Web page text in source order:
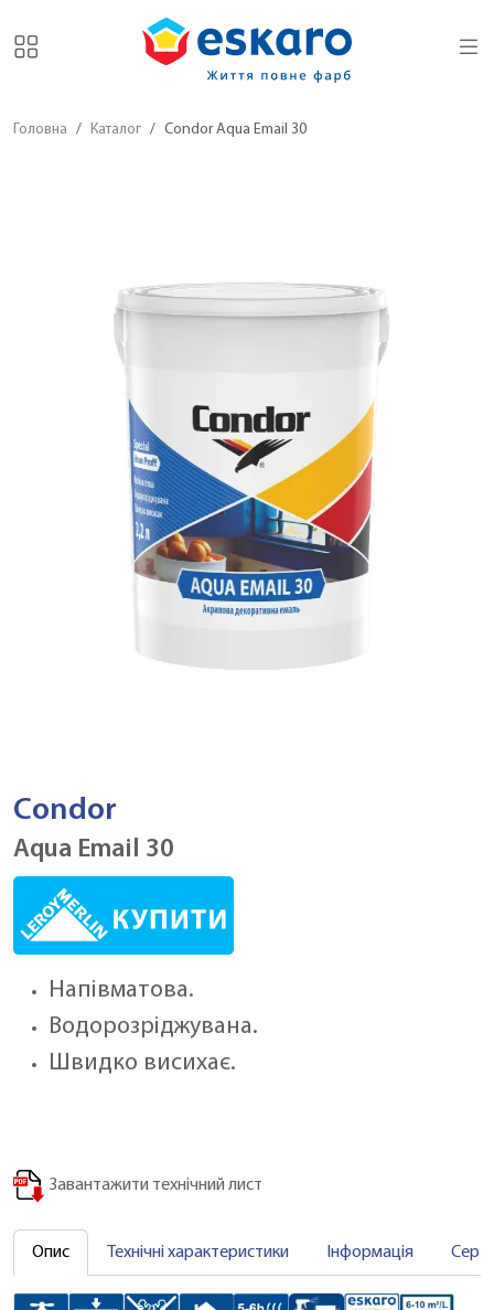
Головна Каталог Condor Aqua Email 30
Condor
Aqua Email 30
Напівматова.
Водорозріджувана.
Швидко висихає.
Завантажити технічний лист
Опис Технічні характеристики Інформація